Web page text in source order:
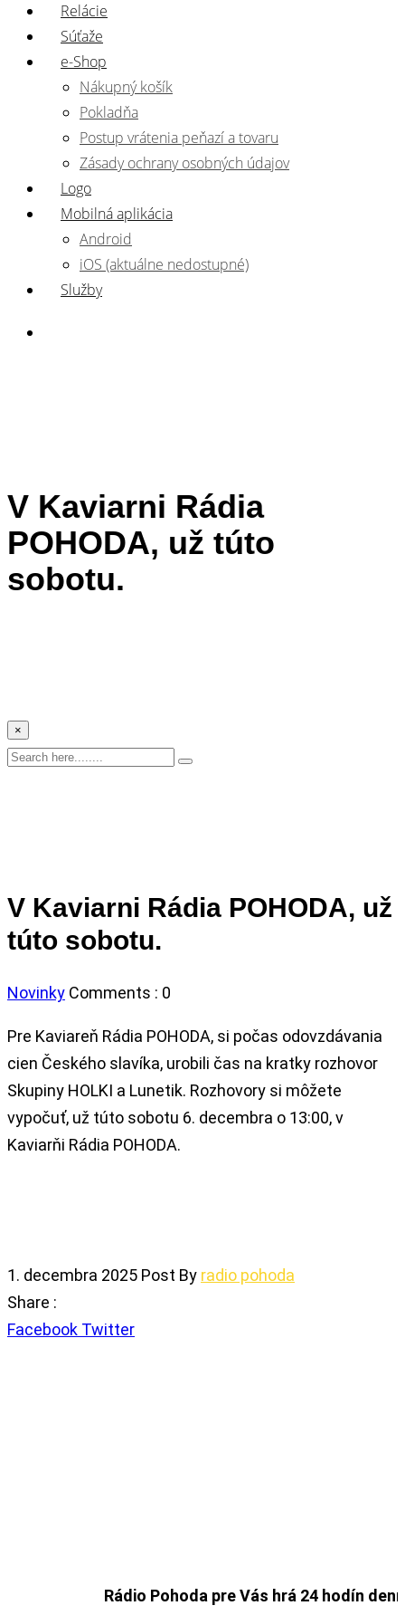
Relácie
Súťaže
e-Shop
Nákupný košík
Pokladňa
Postup vrátenia peňazí a tovaru
Zásady ochrany osobných údajov
Logo
Mobilná aplikácia
Android
iOS (aktuálne nedostupné)
Služby
V Kaviarni Rádia
POHODA, už túto
sobotu.
×
V Kaviarni Rádia POHODA, už
túto sobotu.
Novinky Comments : 0
Pre Kaviareň Rádia POHODA, si počas odovzdávania
cien Českého slavíka, urobili čas na kratky rozhovor
Skupiny HOLKI a Lunetik. Rozhovory si môžete
vypočuť, už túto sobotu 6. decembra o 13:00, v
Kaviarňi Rádia POHODA.
1. decembra 2025 Post By radio pohoda
Share :
Facebook TwitterShare
Rádio Pohoda pre Vás hrá 24 hodín denne !